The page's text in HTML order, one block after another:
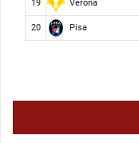
19 Verona
20 Pisa